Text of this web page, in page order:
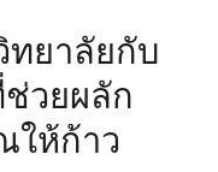
ทยาลัยกับ
วยผลัก
ให้ก้าว